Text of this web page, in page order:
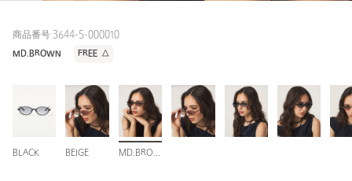
商品番号 3644-5-000010
MD.BROWN FREE △
BLACK BEIGE